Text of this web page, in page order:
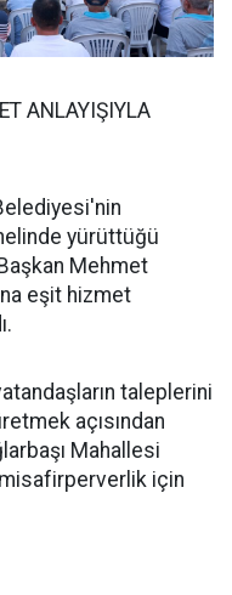
ANLAYIŞIYLA
yürüttüğü
Mehmet
eşit hizmet
taleplerini
açısından
Mahallesi
için